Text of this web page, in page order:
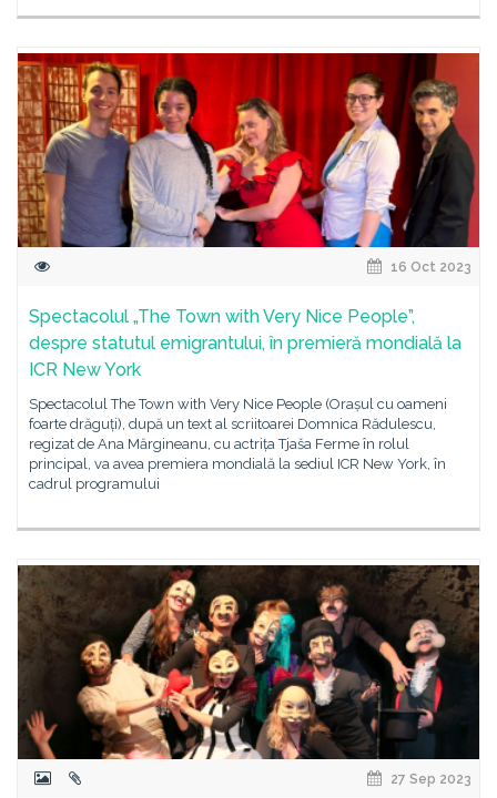
16 Oct 2023
Spectacolul „The Town with Very Nice People”,
despre statutul emigrantului, în premieră mondială la
ICR New York
Spectacolul The Town with Very Nice People (Orașul cu oameni
foarte drăguți), după un text al scriitoarei Domnica Rădulescu,
regizat de Ana Mărgineanu, cu actrița Tjaša Ferme în rolul
principal, va avea premiera mondială la sediul ICR New York, în
cadrul programului
27 Sep 2023